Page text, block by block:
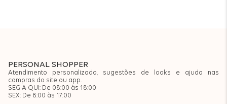
PERSONAL SHOPPER
Atendimento personalizado, sugestões de looks e ajuda nas
compras do site ou app.
SEG A QUI: De 08:00 às 18:00
SEX: De 8:00 às 17:00